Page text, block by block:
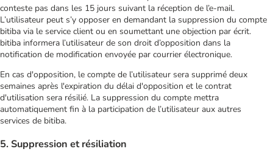
conteste pas dans les 15 jours suivant la réception de l’e-mail.
L’utilisateur peut s’y opposer en demandant la suppression du compte
bitiba via le service client ou en soumettant une objection par écrit.
bitiba informera l’utilisateur de son droit d’opposition dans la
notification de modification envoyée par courrier électronique.
En cas d'opposition, le compte de l’utilisateur sera supprimé deux
semaines après l'expiration du délai d'opposition et le contrat
d'utilisation sera résilié. La suppression du compte mettra
automatiquement fin à la participation de l’utilisateur aux autres
services de bitiba.
5. Suppression et résiliation